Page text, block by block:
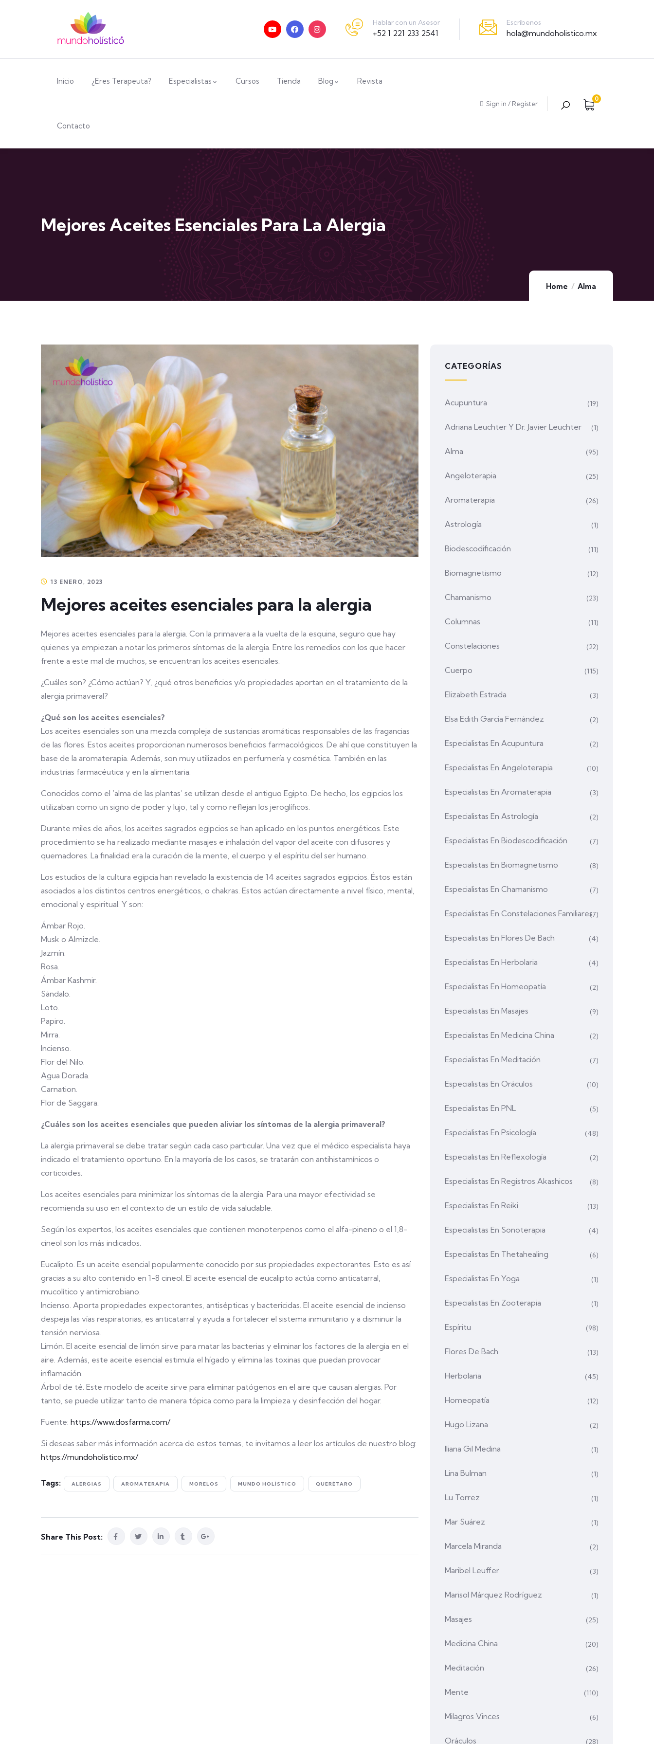
Hablar con un Asesor
+52 1 221 233 2541
Escríbenos
hola@mundoholistico.mx
Inicio ¿Eres Terapeuta? Especialistas Cursos Tienda Blog Revista
Contacto
Sign in / Register
0
Mejores Aceites Esenciales Para La Alergia
Home Alma
13 ENERO, 2023
Mejores aceites esenciales para la alergia
Mejores aceites esenciales para la alergia. Con la primavera a la vuelta de la esquina, seguro que hay
quienes ya empiezan a notar los primeros síntomas de la alergia. Entre los remedios con los que hacer
frente a este mal de muchos, se encuentran los aceites esenciales.
¿Cuáles son? ¿Cómo actúan? Y, ¿qué otros beneficios y/o propiedades aportan en el tratamiento de la
alergia primaveral?
¿Qué son los aceites esenciales?
Los aceites esenciales son una mezcla compleja de sustancias aromáticas responsables de las fragancias
de las flores. Estos aceites proporcionan numerosos beneficios farmacológicos. De ahí que constituyen la
base de la aromaterapia. Además, son muy utilizados en perfumería y cosmética. También en las
industrias farmacéutica y en la alimentaria.
Conocidos como el ‘alma de las plantas’ se utilizan desde el antiguo Egipto. De hecho, los egipcios los
utilizaban como un signo de poder y lujo, tal y como reflejan los jeroglíficos.
Durante miles de años, los aceites sagrados egipcios se han aplicado en los puntos energéticos. Este
procedimiento se ha realizado mediante masajes e inhalación del vapor del aceite con difusores y
quemadores. La finalidad era la curación de la mente, el cuerpo y el espíritu del ser humano.
Los estudios de la cultura egipcia han revelado la existencia de 14 aceites sagrados egipcios. Éstos están
asociados a los distintos centros energéticos, o chakras. Estos actúan directamente a nivel físico, mental,
emocional y espiritual. Y son:
Ámbar Rojo.
Musk o Almizcle.
Jazmín.
Rosa.
Ámbar Kashmir.
Sándalo.
Loto.
Papiro.
Mirra.
Incienso.
Flor del Nilo.
Agua Dorada.
Carnation.
Flor de Saggara.
¿Cuáles son los aceites esenciales que pueden aliviar los síntomas de la alergia primaveral?
La alergia primaveral se debe tratar según cada caso particular. Una vez que el médico especialista haya
indicado el tratamiento oportuno. En la mayoría de los casos, se tratarán con antihistamínicos o
corticoides.
Los aceites esenciales para minimizar los síntomas de la alergia. Para una mayor efectividad se
recomienda su uso en el contexto de un estilo de vida saludable.
Según los expertos, los aceites esenciales que contienen monoterpenos como el alfa-pineno o el 1,8-
cineol son los más indicados.
Eucalipto. Es un aceite esencial popularmente conocido por sus propiedades expectorantes. Esto es así
gracias a su alto contenido en 1-8 cineol. El aceite esencial de eucalipto actúa como anticatarral,
mucolítico y antimicrobiano.
Incienso. Aporta propiedades expectorantes, antisépticas y bactericidas. El aceite esencial de incienso
despeja las vías respiratorias, es anticatarral y ayuda a fortalecer el sistema inmunitario y a disminuir la
tensión nerviosa.
Limón. El aceite esencial de limón sirve para matar las bacterias y eliminar los factores de la alergia en el
aire. Además, este aceite esencial estimula el hígado y elimina las toxinas que puedan provocar
inflamación.
Árbol de té. Este modelo de aceite sirve para eliminar patógenos en el aire que causan alergias. Por
tanto, se puede utilizar tanto de manera tópica como para la limpieza y desinfección del hogar.
Fuente: https://www.dosfarma.com/
Si deseas saber más información acerca de estos temas, te invitamos a leer los artículos de nuestro blog:
https://mundoholistico.mx/
Tags: ALERGIAS AROMATERAPIA MORELOS MUNDO HOLÍSTICO QUERÉTARO
Share This Post:
CATEGORÍAS
Acupuntura (19)
Adriana Leuchter Y Dr. Javier Leuchter (1)
Alma (95)
Angeloterapia (25)
Aromaterapia (26)
Astrología (1)
Biodescodificación (11)
Biomagnetismo (12)
Chamanismo (23)
Columnas (11)
Constelaciones (22)
Cuerpo (115)
Elizabeth Estrada (3)
Elsa Edith García Fernández (2)
Especialistas En Acupuntura (2)
Especialistas En Angeloterapia (10)
Especialistas En Aromaterapia (3)
Especialistas En Astrología (2)
Especialistas En Biodescodificación (7)
Especialistas En Biomagnetismo (8)
Especialistas En Chamanismo (7)
Especialistas En Constelaciones Familiares(7)
Especialistas En Flores De Bach (4)
Especialistas En Herbolaria (4)
Especialistas En Homeopatía (2)
Especialistas En Masajes (9)
Especialistas En Medicina China (2)
Especialistas En Meditación (7)
Especialistas En Oráculos (10)
Especialistas En PNL (5)
Especialistas En Psicología (48)
Especialistas En Reflexología (2)
Especialistas En Registros Akashicos (8)
Especialistas En Reiki (13)
Especialistas En Sonoterapia (4)
Especialistas En Thetahealing (6)
Especialistas En Yoga (1)
Especialistas En Zooterapia (1)
Espíritu (98)
Flores De Bach (13)
Herbolaria (45)
Homeopatía (12)
Hugo Lizana (2)
Iliana Gil Medina (1)
Lina Bulman (1)
Lu Torrez (1)
Mar Suárez (1)
Marcela Miranda (2)
Maribel Leuffer (3)
Marisol Márquez Rodríguez (1)
Masajes (25)
Medicina China (20)
Meditación (26)
Mente (110)
Milagros Vinces (6)
Oráculos (28)